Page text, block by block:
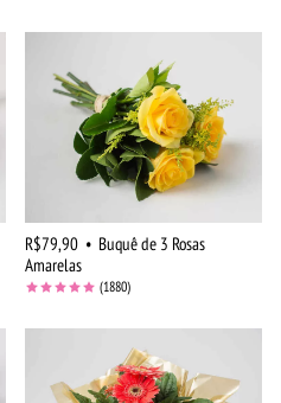
R$79,90 • Buquê de 3 Rosas
Amarelas
(1880)